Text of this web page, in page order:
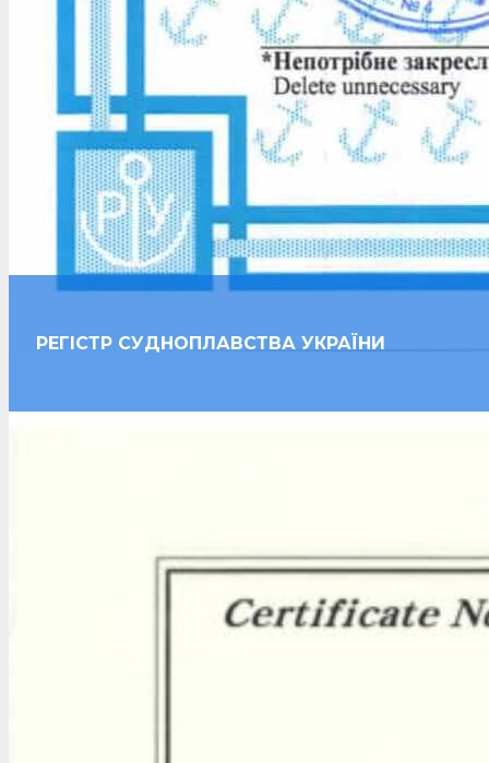
РЕГІСТР СУДНОПЛАВСТВА УКРАЇНИ